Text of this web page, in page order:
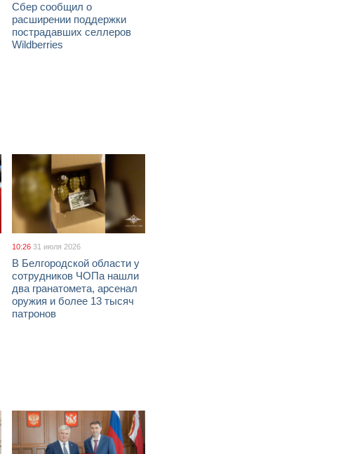
Сбер сообщил о
расширении поддержки
пострадавших селлеров
Wildberries
10:26 31 июля 2026
В Белгородской области у
сотрудников ЧОПа нашли
два гранатомета, арсенал
оружия и более 13 тысяч
патронов